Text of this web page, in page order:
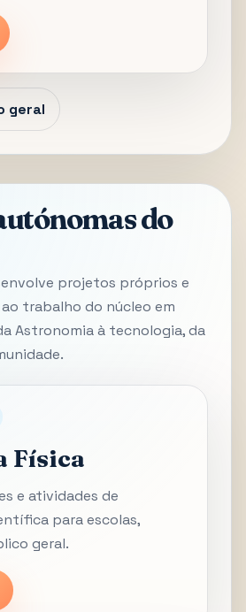
geral
do
projetos próprios e
trabalho do núcleo em
Astronomia à tecnologia, da
Física
e atividades de
para escolas,
geral.